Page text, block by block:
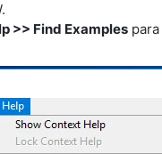
>> Find Examples